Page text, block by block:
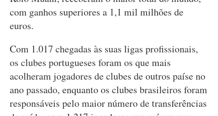
com ganhos superiores a 1,1 mil milhões de
euros.
Com 1.017 chegadas às suas ligas profissionais,
os clubes portugueses foram os que mais
acolheram jogadores de clubes de outros paíse no
ano passado, enquanto os clubes brasileiros foram
responsáveis pelo maior número de transferências